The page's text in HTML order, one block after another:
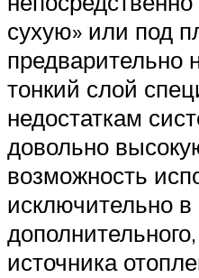
сухую» или под
предварительно
тонкий слой
недостаткам
довольно
возможность
исключительно в
источника